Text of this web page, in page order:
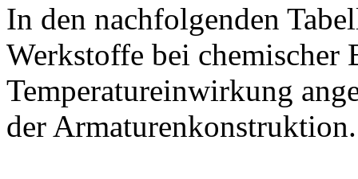
In den nachfolgenden
Werkstoffe bei chemischer
Temperatureinwirkung
der Armaturenkonstruktion.